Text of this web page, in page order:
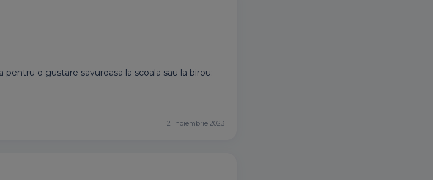
o gustare savuroasa la scoala sau la birou:
21 noiembrie 2023